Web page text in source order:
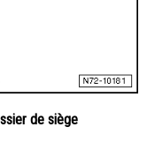
de siège